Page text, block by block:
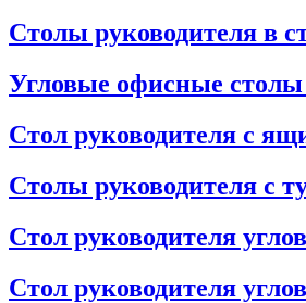
Столы руководителя в
Угловые офисные столы
Стол руководителя с
Столы руководителя с
Стол руководителя
Стол руководителя